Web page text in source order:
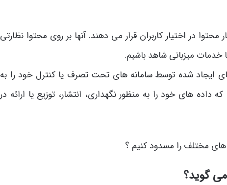
در اختیار کاربران قرار می دهند. آنها بر روی محتوا نظارتی
خدمات میزبانی شاهد باشیم.
ایجاد شده توسط سامانه های تحت تصرف یا کنترل خود را به
داده های خود را به منظور نگهداری، انتشار، توزیع یا ارائه در
می گوید؟